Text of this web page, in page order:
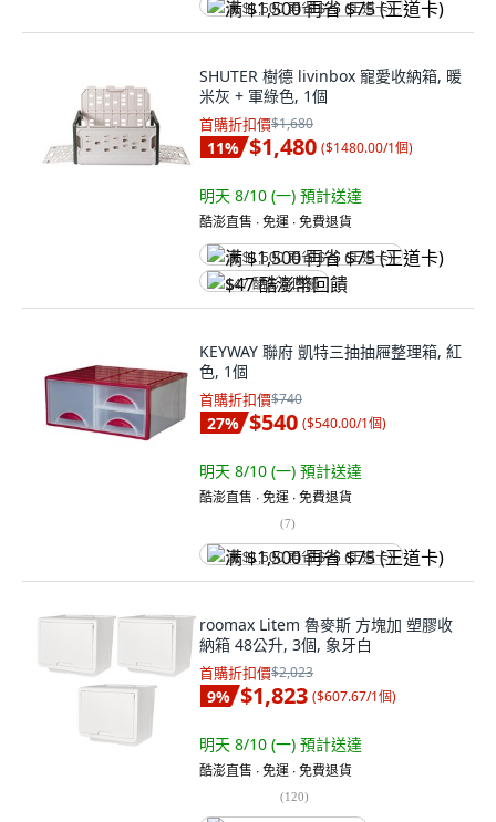
满 $1,500 再省 $75 (王道卡)
SHUTER 樹德 livinbox 寵愛收納箱, 暖
米灰 + 軍綠色, 1個
首購折扣價$1,680
11% $1,480 ($1480.00/1個)
明天 8/10 (一) 預計送達
酷澎直售 ∙ 免運 ∙ 免費退貨
满 $1,500 再省 $75 (王道卡)
$47 酷澎幣回饋
KEYWAY 聯府 凱特三抽抽屜整理箱, 紅
色, 1個
首購折扣價$740
27% $540 ($540.00/1個)
明天 8/10 (一) 預計送達
酷澎直售 ∙ 免運 ∙ 免費退貨
(7)
满 $1,500 再省 $75 (王道卡)
roomax Litem 魯麥斯 方塊加 塑膠收
納箱 48公升, 3個, 象牙白
首購折扣價$2,023
9% $1,823 ($607.67/1個)
明天 8/10 (一) 預計送達
酷澎直售 ∙ 免運 ∙ 免費退貨
(120)